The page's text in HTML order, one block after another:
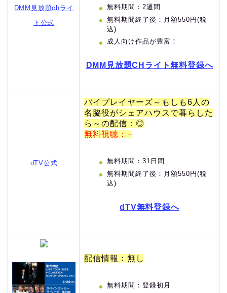
DMM見放題chライ
ト公式
無料期間：2週間
無料期間終了後：月額550円(税
込)
成人向け作品が豊富！
DMM見放題CHライト無料登録へ
dTV公式
バイプレイヤーズ～もしも6人の
名脇役がシェアハウスで暮らした
ら～の配信：◎
無料視聴：−
無料期間：31日間
無料期間終了後：月額550円(税
込)
dTV無料登録へ
配信情報：無し
無料期間：登録初月